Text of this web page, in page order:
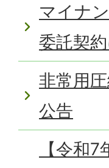
マイナ
委託契
非常用
公告
【令和